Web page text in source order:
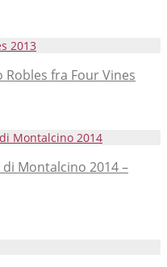
Robles fra Four Vines
Montalcino 2014 –